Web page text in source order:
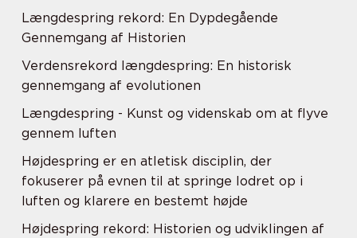
Længdespring rekord: En Dypdegående
Gennemgang af Historien
Verdensrekord længdespring: En historisk
gennemgang af evolutionen
Længdespring - Kunst og videnskab om at flyve
gennem luften
Højdespring er en atletisk disciplin, der
fokuserer på evnen til at springe lodret op i
luften og klarere en bestemt højde
Højdespring rekord: Historien og udviklingen af